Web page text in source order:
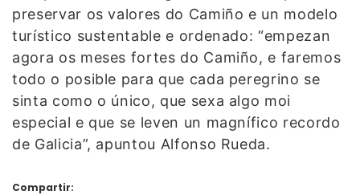
preservar os valores do Camiño e un modelo
turístico sustentable e ordenado: “empezan
agora os meses fortes do Camiño, e faremos
todo o posible para que cada peregrino se
sinta como o único, que sexa algo moi
especial e que se leven un magnífico recordo
de Galicia”, apuntou Alfonso Rueda.
Compartir: